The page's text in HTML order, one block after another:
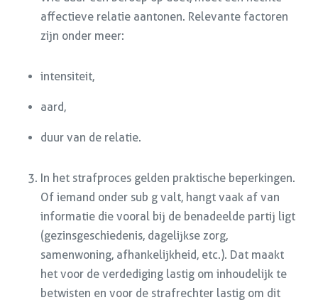
affectieve relatie aantonen. Relevante factoren
zijn onder meer:
intensiteit,
aard,
duur van de relatie.
In het strafproces gelden praktische beperkingen.
Of iemand onder sub g valt, hangt vaak af van
informatie die vooral bij de benadeelde partij ligt
(gezinsgeschiedenis, dagelijkse zorg,
samenwoning, afhankelijkheid, etc.). Dat maakt
het voor de verdediging lastig om inhoudelijk te
betwisten en voor de strafrechter lastig om dit